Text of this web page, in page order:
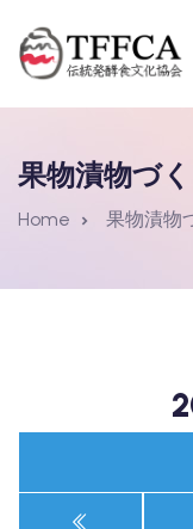
果物漬物づく
Home 果物漬物